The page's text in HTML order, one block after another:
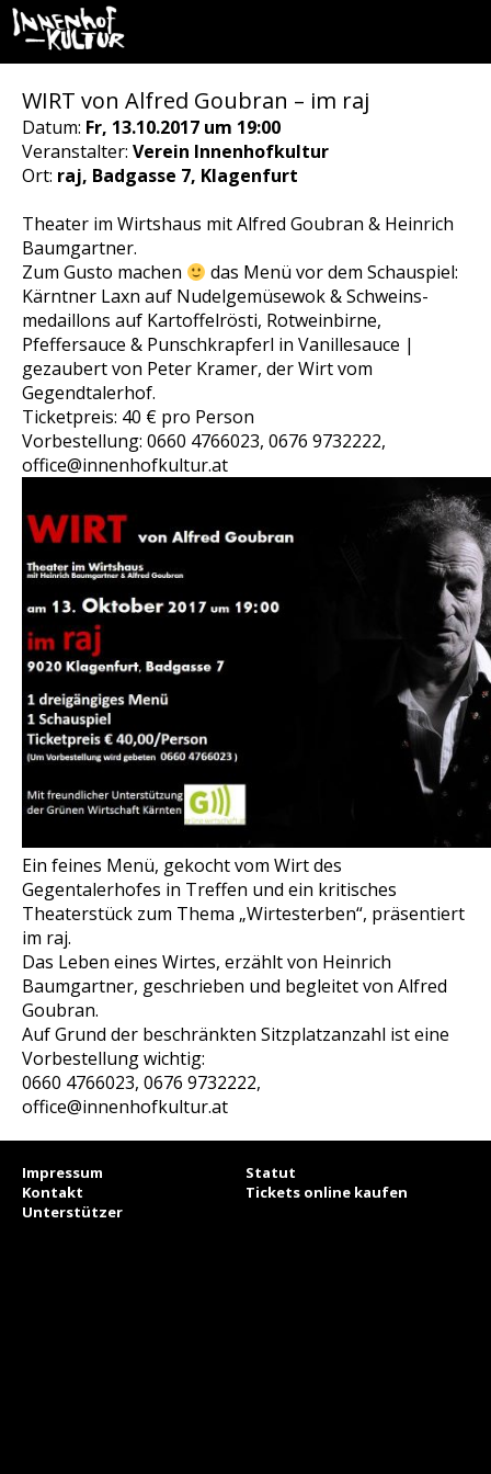
WIRT von Alfred Goubran – im raj
Datum: Fr, 13.10.2017 um 19:00
Veranstalter: Verein Innenhofkultur
Ort: raj, Badgasse 7, Klagenfurt
Theater im Wirtshaus mit Alfred Goubran & Heinrich
Baumgartner.
Zum Gusto machen
das Menü vor dem Schauspiel:
Kärntner Laxn auf Nudelgemüsewok & Schweins-
medaillons auf Kartoffelrösti, Rotweinbirne,
Pfeffersauce & Punschkrapferl in Vanillesauce |
gezaubert von Peter Kramer, der Wirt vom
Gegendtalerhof.
Ticketpreis: 40 € pro Person
Vorbestellung: 0660 4766023, 0676 9732222,
office@innenhofkultur.at
Ein feines Menü, gekocht vom Wirt des
Gegentalerhofes in Treffen und ein kritisches
Theaterstück zum Thema „Wirtesterben“, präsentiert
im raj.
Das Leben eines Wirtes, erzählt von Heinrich
Baumgartner, geschrieben und begleitet von Alfred
Goubran.
Auf Grund der beschränkten Sitzplatzanzahl ist eine
Vorbestellung wichtig:
0660 4766023, 0676 9732222,
office@innenhofkultur.at
Impressum
Statut
Kontakt
Tickets online kaufen
Unterstützer